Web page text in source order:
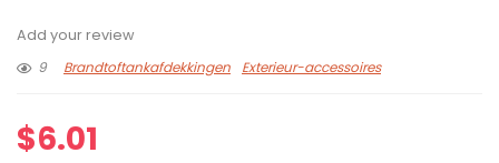
Add your review
9
Brandtoftankafdekkingen Exterieur-accessoires
$6.01